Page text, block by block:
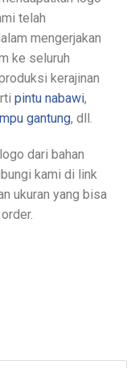
telah
mengerjakan
ke seluruh
kerajinan
pintu nabawi,
gantung, dll.
dari bahan
kami di link
ukuran yang bisa